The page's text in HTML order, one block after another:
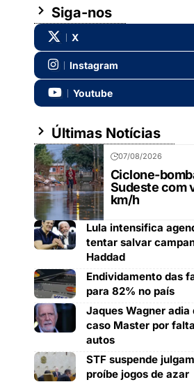
Siga-nos
X
Instagram
Youtube
Últimas Notícias
07/08/2026
Ciclone-
Sudeste com
km/h
Lula intensifica
tentar salvar
Haddad
Endividamento das
para 82% no país
Jaques Wagner
caso Master por
autos
STF suspende
proíbe jogos de azar